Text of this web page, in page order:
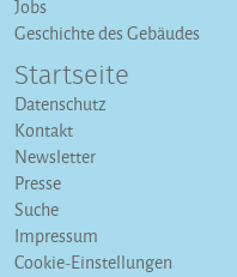
Jobs
Geschichte des Gebäudes
Startseite
Datenschutz
Kontakt
Newsletter
Presse
Suche
Impressum
Cookie-Einstellungen